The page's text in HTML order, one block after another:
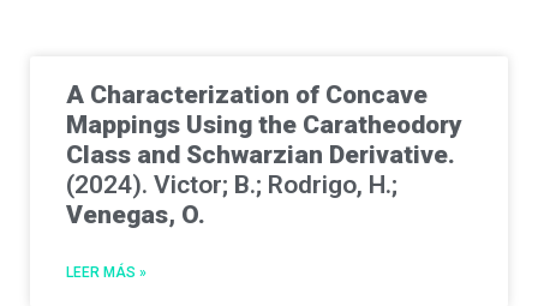
A Characterization of Concave
Mappings Using the Caratheodory
Class and Schwarzian Derivative.
(2024). Victor; B.; Rodrigo, H.;
Venegas, O.
LEER MÁS »